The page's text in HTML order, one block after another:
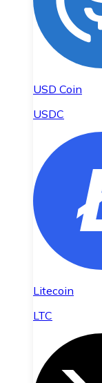
USD Coin
USDC
Litecoin
LTC